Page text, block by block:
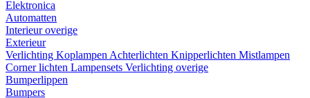
Elektronica
Automatten
Interieur overige
Exterieur
Verlichting Koplampen Achterlichten Knipperlichten Mistlampen
Corner lichten Lampensets Verlichting overige
Bumperlippen
Bumpers